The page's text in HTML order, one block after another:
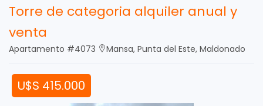
Torre de categoria alquiler anual y
venta
Apartamento #4073 Mansa, Punta del Este, Maldonado
U$S 415.000